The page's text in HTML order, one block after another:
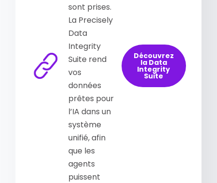
sont prises.
La Precisely
Data
Integrity
Suite rend
vos
données
prêtes pour
l’IA dans un
système
unifié, afin
que les
agents
puissent
Découvrez
la Data
Integrity
Suite